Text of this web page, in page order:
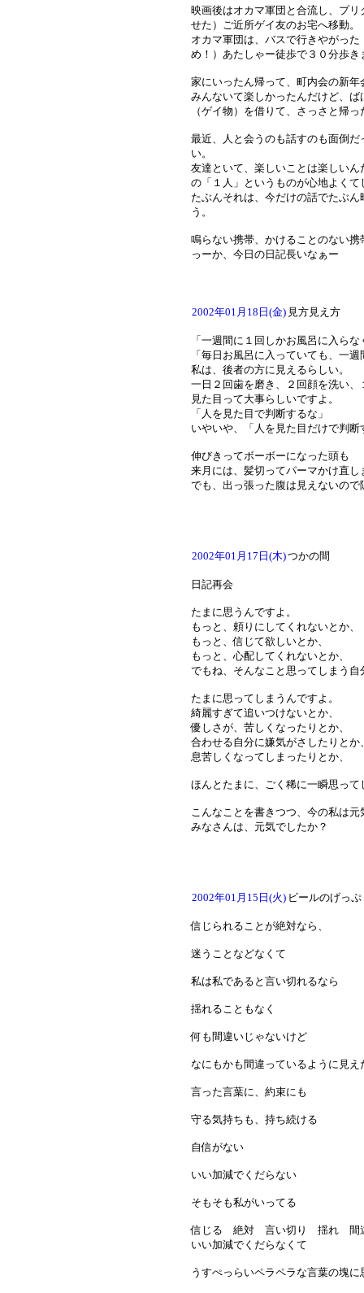
映画後はオカマ軍団と合流し、プ
せた）ご近所ゲイ友のお宅へ移動。
オカマ軍団は、バスで行きやがっ
め！）あたしゃー徒歩で３０分歩き
家にいったん帰って、町内会の新
みんないて楽しかったんだけど、
（ゲイ物）を借りて、さっさと帰っ
最近、人と会うのも話すのも面倒
い。
友達といて、楽しいことは楽しい
の「１人」というものが心地よくて
たぶんそれは、今だけの話でたぶ
う。
鳴らない携帯、かけることのない携
っーか、今日の日記長いなぁー
2002年01月18日(金) 見方見え方
「一週間に１回しかお風呂に入ら
「毎日お風呂に入っていても、一
私は、後者の方に見えるらしい。
一日２回歯を磨き、２回顔を洗い
見た目って大事らしいですよ。
「人を見た目で判断するな」
いやいや、「人を見た目だけで判断
伸びきってボーボーになった頭も
来月には、髪切ってパーマかけ直し
でも、出っ張った腹は見えないので
2002年01月17日(木)つかの間
日記再会
たまに思うんですよ。
もっと、頼りにしてくれないとか、
もっと、信じて欲しいとか、
もっと、心配してくれないとか、
でもね、そんなこと思ってしまう
たまに思ってしまうんですよ。
綺麗すぎて追いつけないとか、
優しさが、苦しくなったりとか、
合わせる自分に嫌気がさしたりとか
息苦しくなってしまったりとか、
ほんとたまに、ごく稀に一瞬思っ
こんなことを書きつつ、今の私は元
みなさんは、元気でしたか？
2002年01月15日(火) ビールのげっぷ
信じられることが絶対なら、
迷うことなどなくて
私は私であると言い切れるなら
揺れることもなく
何も間違いじゃないけど
なにもかも間違っているように見え
言った言葉に、約束にも
守る気持ちも、持ち続ける
自信がない
いい加減でくだらない
そもそも私がいってる
信じる 絶対 言い切り 揺れ 間
いい加減でくだらなくて
うすぺっらいペラペラな言葉の塊